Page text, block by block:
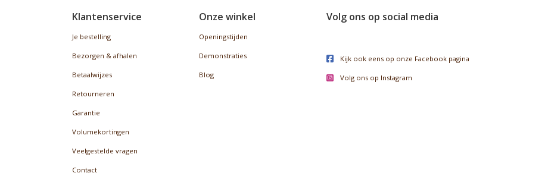
Klantenservice
Je bestelling
Bezorgen & afhalen
Betaalwijzes
Retourneren
Garantie
Volumekortingen
Veelgestelde vragen
Contact
Onze winkel
Openingstijden
Demonstraties
Blog
Volg ons op social media
Kijk ook eens op onze Facebook pagina
Volg ons op Instagram